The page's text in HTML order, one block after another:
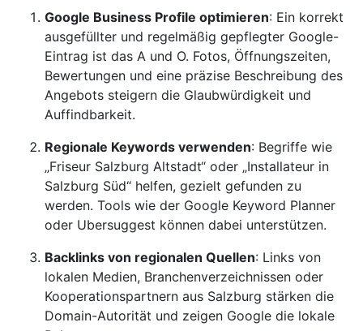
Google Business Profile optimieren: Ein korrekt
ausgefüllter und regelmäßig gepflegter Google-
Eintrag ist das A und O. Fotos, Öffnungszeiten,
Bewertungen und eine präzise Beschreibung des
Angebots steigern die Glaubwürdigkeit und
Auffindbarkeit.
Regionale Keywords verwenden: Begriffe wie
„Friseur Salzburg Altstadt“ oder „Installateur in
Salzburg Süd“ helfen, gezielt gefunden zu
werden. Tools wie der Google Keyword Planner
oder Ubersuggest können dabei unterstützen.
Backlinks von regionalen Quellen: Links von
lokalen Medien, Branchenverzeichnissen oder
Kooperationspartnern aus Salzburg stärken die
Domain-Autorität und zeigen Google die lokale